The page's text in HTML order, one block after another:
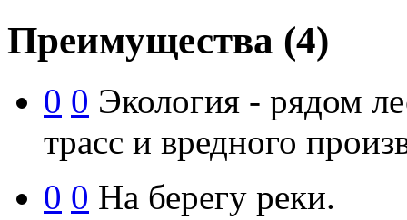
Преимущества (4)
0 0 Экология - рядом
трасс и вредного
0 0 На берегу реки.